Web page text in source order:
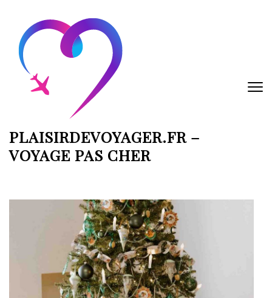
contenu
(Pressez
Entrée)
PLAISIRDEVOYAGER.FR –
VOYAGE PAS CHER